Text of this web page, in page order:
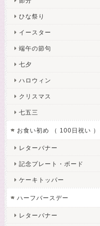
ひな祭り
イースター
端午の節句
七夕
ハロウィン
クリスマス
七五三
お食い初め （ 100日祝い ）
レターバナー
記念プレート・ボード
ケーキトッパー
ハーフバースデー
レターバナー